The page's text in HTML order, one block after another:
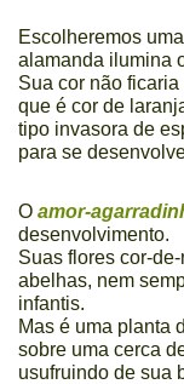
Escolheremos
alamanda ilumina
Sua cor não
que é cor de
tipo invasora de
para se
O amor-
desenvolvimento.
Suas flores cor-
abelhas, nem
infantis.
Mas é uma planta
sobre uma cerca
usufruindo de sua